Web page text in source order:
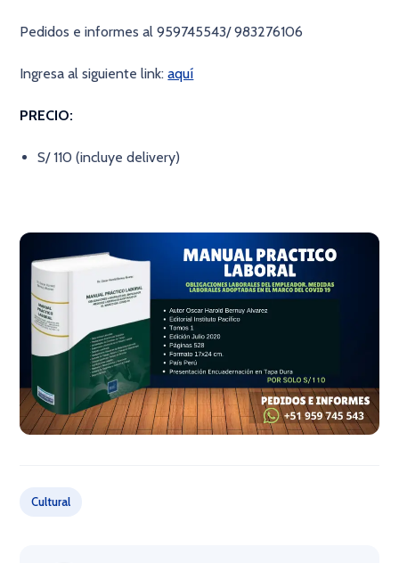
Pedidos e informes al 959745543/ 983276106
Ingresa al siguiente link:aquí
PRECIO:
S/ 110 (incluye delivery)
Cultural